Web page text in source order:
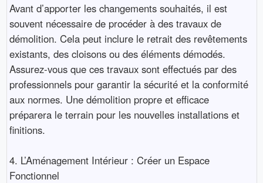
Avant d’apporter les changements souhaités, il est
souvent nécessaire de procéder à des travaux de
démolition. Cela peut inclure le retrait des revêtements
existants, des cloisons ou des éléments démodés.
Assurez-vous que ces travaux sont effectués par des
professionnels pour garantir la sécurité et la conformité
aux normes. Une démolition propre et efficace
préparera le terrain pour les nouvelles installations et
finitions.
4. L’Aménagement Intérieur : Créer un Espace
Fonctionnel